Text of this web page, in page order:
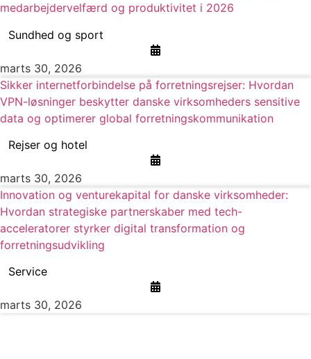
medarbejdervelfærd og produktivitet i 2026
Sundhed og sport
marts 30, 2026
Sikker internetforbindelse på forretningsrejser: Hvordan
VPN-løsninger beskytter danske virksomheders sensitive
data og optimerer global forretningskommunikation
Rejser og hotel
marts 30, 2026
Innovation og venturekapital for danske virksomheder:
Hvordan strategiske partnerskaber med tech-
acceleratorer styrker digital transformation og
forretningsudvikling
Service
marts 30, 2026